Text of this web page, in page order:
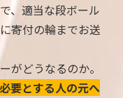
、適当な段ボール
寄付の輪までお送
がどうなるのか。
要とする人の元へ